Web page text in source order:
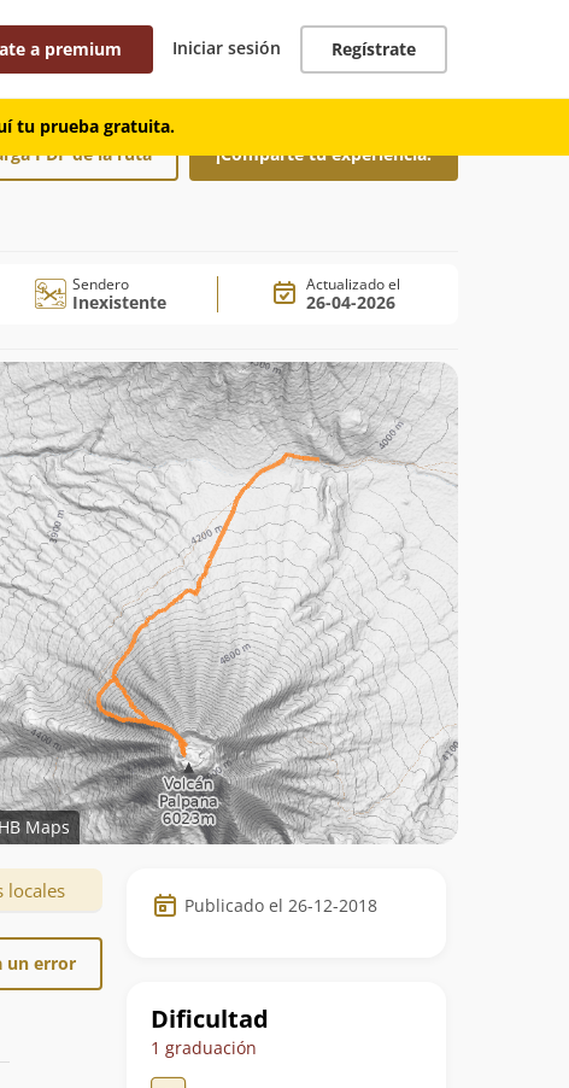
a premium Iniciar sesión Regístrate
tu prueba gratuita.
PDF de la ruta ¡Comparte tu experiencia!
Sendero
Inexistente
Actualizado el
26-04-2026
Maps
Datos
de
ruta
Publicado el 26-12-2018
Dificultad
1 graduación
locales
un error